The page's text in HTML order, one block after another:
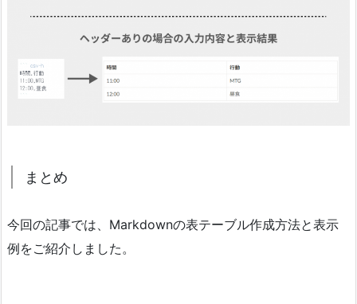
まとめ
今回の記事では、Markdownの表テーブル作成方法と表示
例をご紹介しました。